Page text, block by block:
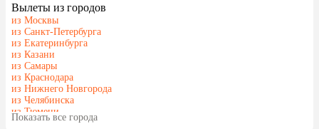
Беларусь
Шри-Ланка
Азербайджан
Сербия
Киргизия
Саудовская Аравия
Венгрия
Вылеты из городов
из Москвы
из Санкт-Петербурга
из Екатеринбурга
из Казани
из Самары
из Краснодара
из Нижнего Новгорода
из Челябинска
из Тюмени
из Минеральных Вод
Показать все города